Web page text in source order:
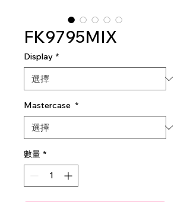
FK9795MIX
Display *
Mastercase *
數量 *